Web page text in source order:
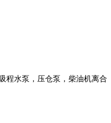
程水泵，压仓泵，柴油机离合